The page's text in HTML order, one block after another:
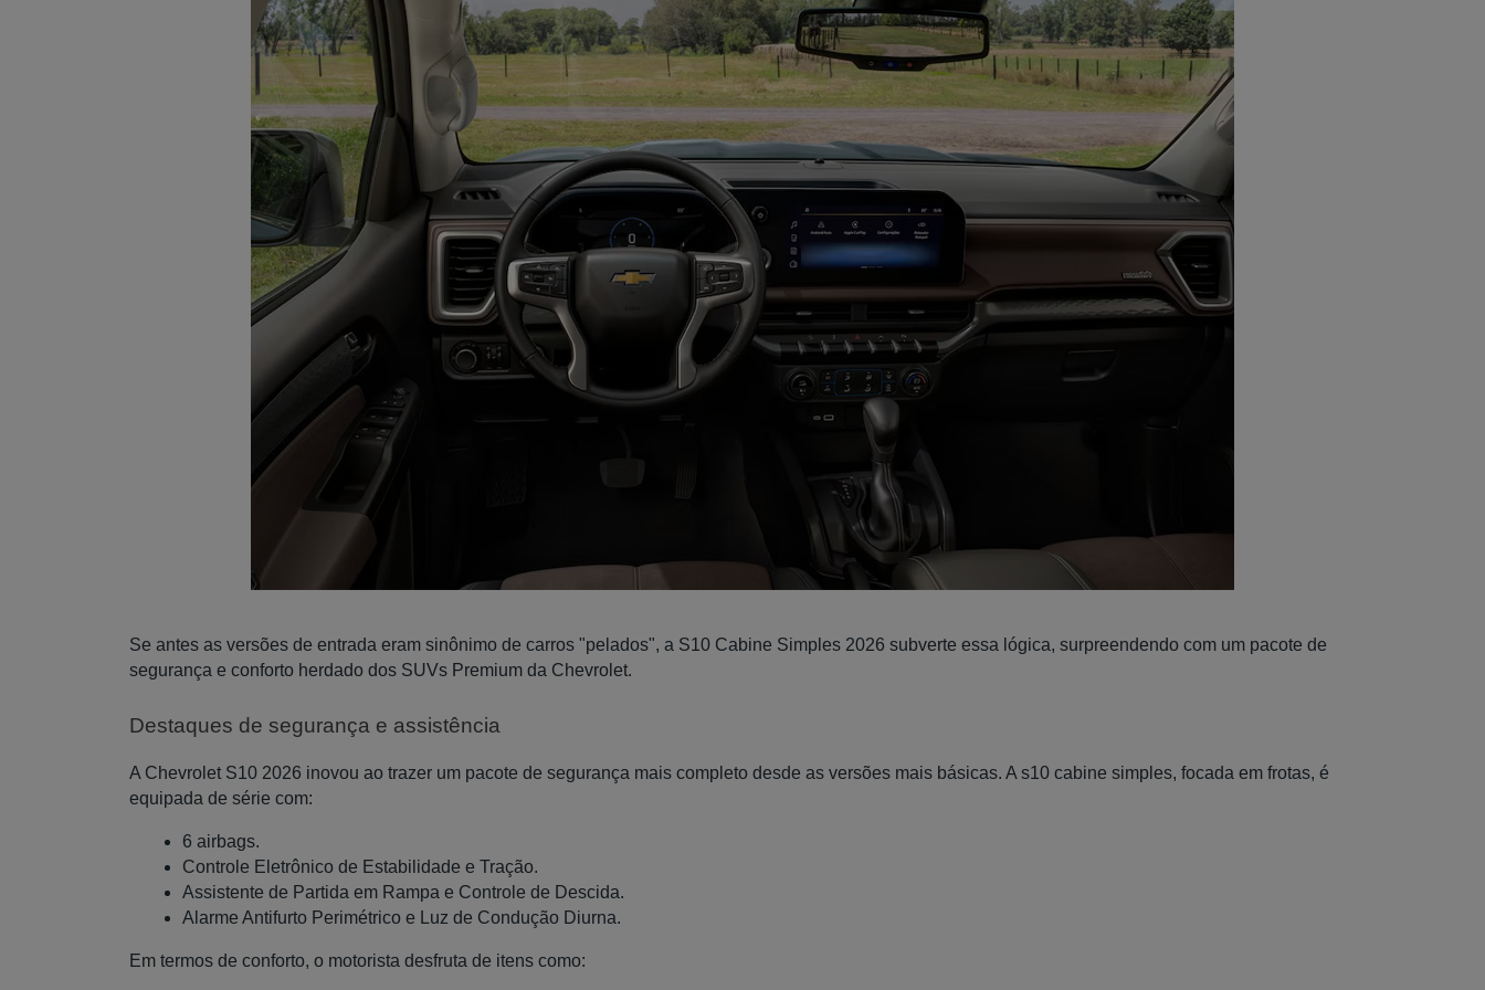
Se antes as versões de entrada eram sinônimo de carros "pelados", a S10 Cabine Simples 2026 subverte essa lógica, surpreendendo com um pacote de
segurança e conforto herdado dos SUVs Premium da Chevrolet.
Destaques de segurança e assistência
A Chevrolet S10 2026 inovou ao trazer um pacote de segurança mais completo desde as versões mais básicas. A s10 cabine simples, focada em frotas, é
equipada de série com:
6 airbags.
Controle Eletrônico de Estabilidade e Tração.
Assistente de Partida em Rampa e Controle de Descida.
Alarme Antifurto Perimétrico e Luz de Condução Diurna.
Em termos de conforto, o motorista desfruta de itens como: